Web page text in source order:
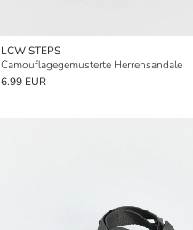
LCW STEPS
Camouflagegemusterte Herrensandale
6.99 EUR